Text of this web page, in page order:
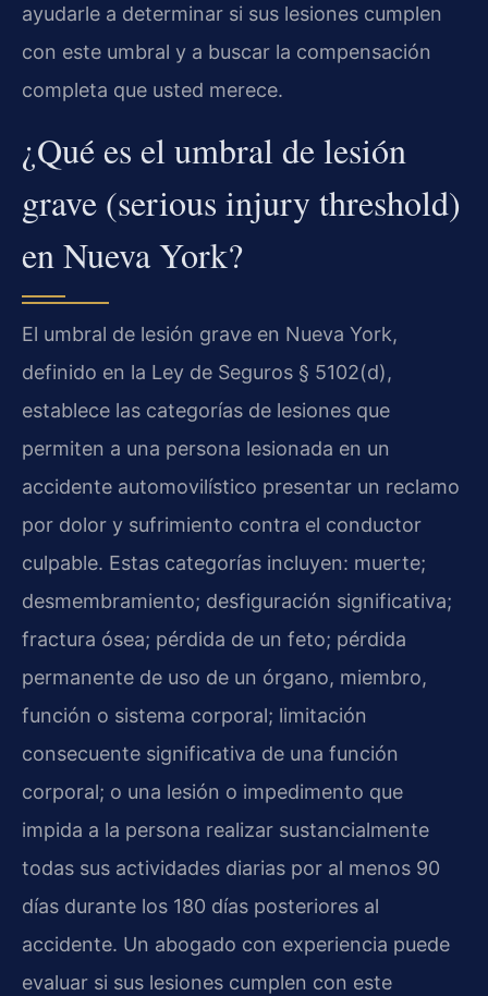
ayudarle a determinar si sus lesiones cumplen
con este umbral y a buscar la compensación
completa que usted merece.
¿Qué es el umbral de lesión
grave (serious injury threshold)
en Nueva York?
El umbral de lesión grave en Nueva York,
definido en la Ley de Seguros § 5102(d),
establece las categorías de lesiones que
permiten a una persona lesionada en un
accidente automovilístico presentar un reclamo
por dolor y sufrimiento contra el conductor
culpable. Estas categorías incluyen: muerte;
desmembramiento; desfiguración significativa;
fractura ósea; pérdida de un feto; pérdida
permanente de uso de un órgano, miembro,
función o sistema corporal; limitación
consecuente significativa de una función
corporal; o una lesión o impedimento que
impida a la persona realizar sustancialmente
todas sus actividades diarias por al menos 90
días durante los 180 días posteriores al
accidente. Un abogado con experiencia puede
evaluar si sus lesiones cumplen con este